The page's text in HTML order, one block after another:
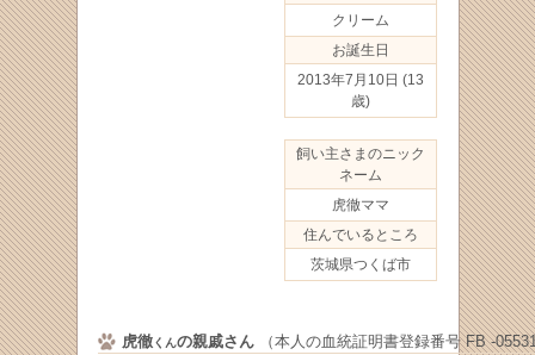
クリーム
お誕生日
2013年7月10日 (13
歳)
飼い主さまのニック
ネーム
虎徹ママ
住んでいるところ
茨城県つくば市
虎徹くんの親戚さん（本人の血統証明書登録番号 FB -